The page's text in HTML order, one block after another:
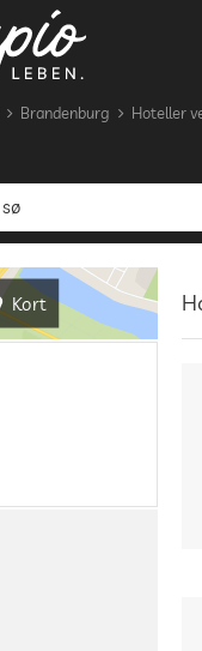
Brandenburg Hoteller
Kort